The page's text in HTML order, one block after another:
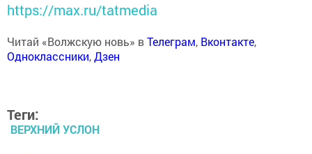
https://max.ru/tatmedia
Читай «Волжскую новь» вТелеграм, Вконтакте,
Одноклассники,Дзен
Теги:
ВЕРХНИЙ УСЛОН